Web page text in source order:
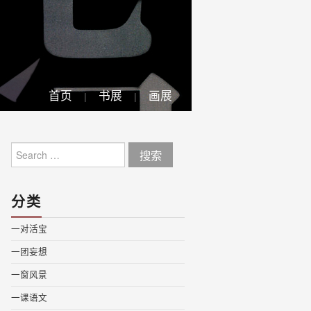
首页 书展 画展
for:
分类
一对活宝
一团妄想
一窗风景
一课语文